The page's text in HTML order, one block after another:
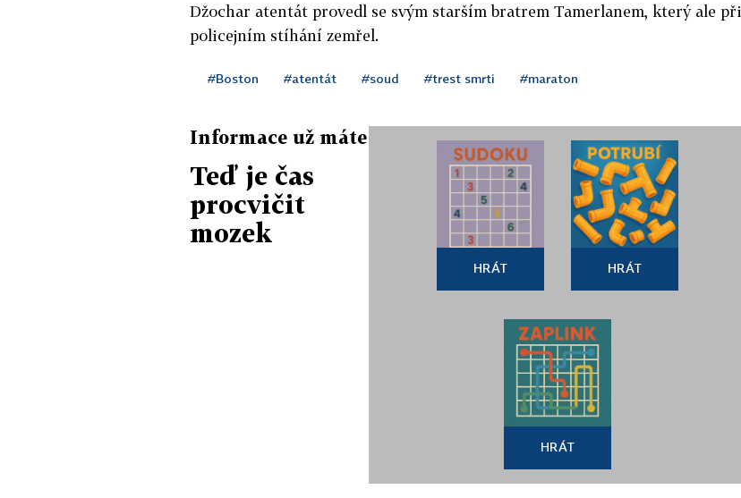
Džochar atentát provedl se svým starším bratrem Tamerlanem, který ale při
policejním stíhání zemřel.
#Boston #atentát #soud #trest smrti #maraton
Informace už máte
Teď je čas
procvičit
mozek
HRÁT HRÁT
HRÁT